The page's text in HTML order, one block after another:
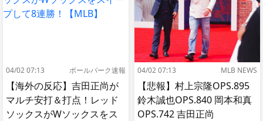
04/02 07:13 ボールパーク速報
【海外の反応】吉田正尚が
マルチ安打＆打点！レッド
ソックスがWソックスをス
04/02 07:13 MLB NEWS
【悲報】村上宗隆OPS.895
鈴木誠也OPS.840 岡本和真
OPS.742 吉田正尚